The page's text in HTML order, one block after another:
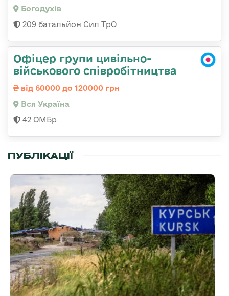
Богодухів
209 батальйон Сил ТрО
Офіцер групи цивільно-
військового співробітництва
від 60000 до 120000 грн
Вся Україна
42 ОМБр
ПУБЛІКАЦІЇ